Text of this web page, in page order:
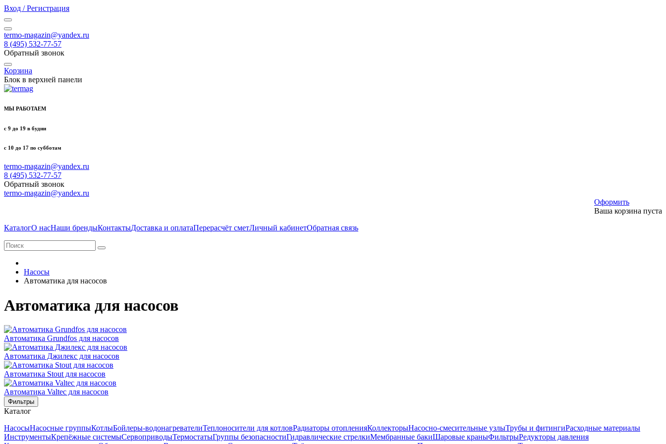
Вход / Регистрация
termo-magazin@yandex.ru
8 (495) 532-77-57
Обратный звонок
Корзина
Блок в верхней панели
МЫ РАБОТАЕМ
с 9 до 19 в будни
с 10 до 17 по субботам
termo-magazin@yandex.ru
8 (495) 532-77-57
Обратный звонок
termo-magazin@yandex.ru
Оформить
Ваша корзина пуста
КаталогО насНаши брендыКонтактыДоставка и оплатаПерерасчёт сметЛичный кабинетОбратная связь
Насосы
Автоматика для насосов
Автоматика для насосов
Автоматика Grundfos для насосов
Автоматика Джилекс для насосов
Автоматика Stout для насосов
Автоматика Valtec для насосов
Фильтры
Каталог
НасосыНасосные группыКотлыБойлеры-водонагревателиТеплоносители для котловРадиаторы отопленияКоллекторыНасосно-смесительные узлыТрубы и фитингиРасходные материалы
ИнструментыКрепёжные системыСервоприводыТермостатыГруппы безопасностиГидравлические стрелкиМембранные бакиШаровые краныФильтрыРедукторы давления